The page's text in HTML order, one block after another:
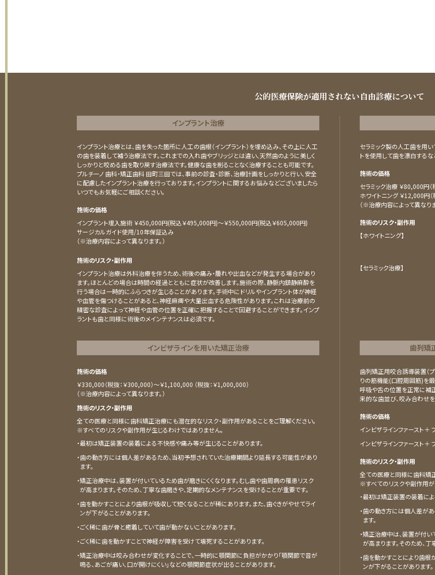
公的医療保険が適用されない自由診療について
インプラント治療
インプラント治療とは、歯を失った箇所に人工の歯根（インプラント）を埋め込み、その上に人工
の歯を装着して補う治療法です。これまでの入れ歯やブリッジとは違い、天然歯のように美しく
しっかりと咬める歯を取り戻す治療法です。健康な歯を削ることなく治療することも可能です。
プルチーノ 歯科・矯正歯科 田町三田では、事前の診査・診断、治療計画をしっかりと行い、安全
に配慮したインプラント治療を行っております。インプラントに関するお悩みなどございましたら
いつでもお気軽にご相談ください。
施術の価格
インプラント埋入施術 ￥450,000円(税込￥495,000円)〜￥550,000円(税込￥605,000円)
サージカルガイド使用/10年保証込み
（※治療内容によって異なります。）
施術のリスク・副作用
インプラント治療は外科治療を伴うため、術後の痛み・腫れや出血などが発生する場合があり
ます。ほとんどの場合は時間の経過とともに症状が改善します。施術の際、静脈内鎮静麻酔を
行う場合は一時的にふらつきが生じることがあります。手術中にドリルやインプラント体が神経
や血管を傷つけることがあると、神経麻痺や大量出血する危険性があります。これは治療前の
精密な診査によって神経や血管の位置を正確に把握することで回避することができます。インプ
ラントも歯と同様に術後のメインテナンスは必須です。
セラミック製の⼈⼯⻭を⽤
トを使⽤して⻭を漂⽩するな
施術の価格
セラミック治療 ￥80,000円
ホワイトニング ￥12,000円
（※治療内容によって異なりま
施術のリスク・副作用
【ホワイトニング】
【セラミック治療】
インビザラインを用いた矯正治療
施術の価格
￥330,000（税抜：￥300,000）～￥1,100,000 （税抜：￥1,000,000）
（※治療内容によって異なります。）
施術のリスク・副作用
全ての医療と同様に歯科矯正治療にも潜在的なリスク・副作用があることをご理解ください。
※すべてのリスクや副作用が生じるわけではありません。
・最初は矯正装置の装着による不快感や痛み等が生じることがあります。
・歯の動き方には個人差があるため、当初予想されていた治療期間より延長する可能性があり
ます。
・矯正治療中は、装置が付いているため歯が磨きにくくなります。むし歯や歯周病の罹患リスク
が高まります。そのため、丁寧な歯磨きや、定期的なメンテナンスを受けることが重要です。
・歯を動かすことにより歯根が吸収して短くなることが稀にあります。また、歯ぐきがやせてライ
ンが下がることがあります。
・ごく稀に歯が骨と癒着していて歯が動かないことがあります。
・ごく稀に歯を動かすことで神経が障害を受けて壊死することがあります。
・矯正治療中は咬み合わせが変化することで、一時的に顎関節に負担がかかり「顎関節で音が
鳴る、あごが痛い、口が開けにくい」などの顎関節症状が出ることがあります。
⻭列矯
歯列矯正用咬合誘導装置（
りの筋機能(口腔周囲筋)を鍛
呼吸や舌の位置を正常に補
来的な歯並び、咬み合わせ
施術の価格
インビザラインファースト＋
インビザラインファースト＋
施術のリスク・副作用
全ての医療と同様に歯科矯
※すべてのリスクや副作用が
・最初は矯正装置の装着に
・⻭の動き⽅には個⼈差が
ます。
・矯正治療中は、装置が付い
が⾼まります。そのため、
・⻭を動かすことにより⻭根
ンが下がることがあります。